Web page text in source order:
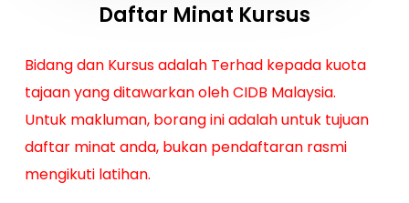
Daftar Minat Kursus
Bidang dan Kursus adalah Terhad kepada kuota
tajaan yang ditawarkan oleh CIDB Malaysia.
Untuk makluman, borang ini adalah untuk tujuan
daftar minat anda, bukan pendaftaran rasmi
mengikuti latihan.